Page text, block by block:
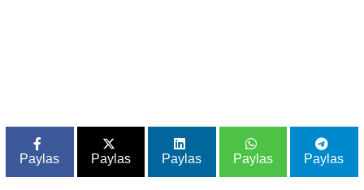
Paylas Paylas Paylas Paylas Paylas